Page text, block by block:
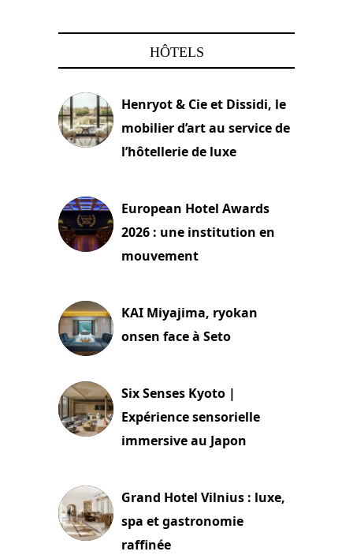
HÔTELS
Henryot & Cie et Dissidi, le
mobilier d’art au service de
l’hôtellerie de luxe
European Hotel Awards
2026 : une institution en
mouvement
KAI Miyajima, ryokan
onsen face à Seto
Six Senses Kyoto |
Expérience sensorielle
immersive au Japon
Grand Hotel Vilnius : luxe,
spa et gastronomie
raffinée